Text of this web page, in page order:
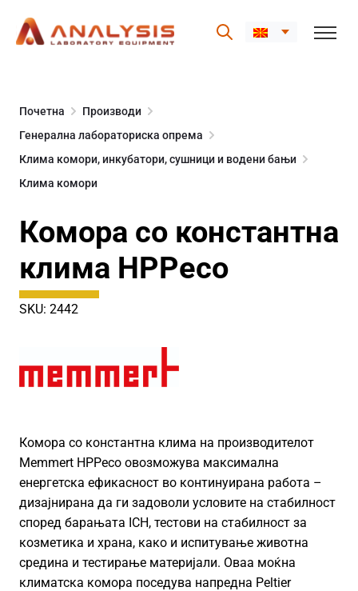
content
Почетна
Производи
Генерална лабораториска опрема
Клима комори, инкубатори, сушници и водени бањи
Клима комори
Комора со константна
клима HPPeco
SKU: 2442
Комора со константна клима на производителот
Memmert HPPeco овозможува максимална
енергетска ефикасност во континуирана работа –
дизајнирана да ги задоволи условите на стабилност
според барањата ICH, тестови на стабилност за
козметика и храна, како и испитување животна
средина и тестирање материјали. Оваа моќна
климатска комора поседува напредна Peltier